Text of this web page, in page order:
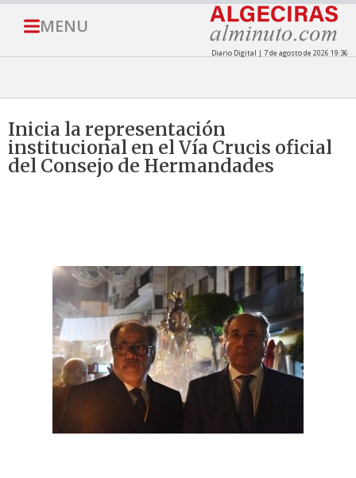
MENU
Diario Digital | 7 de agosto de 2026 19:36
Inicia la representación
institucional en el Vía Crucis oficial
del Consejo de Hermandades